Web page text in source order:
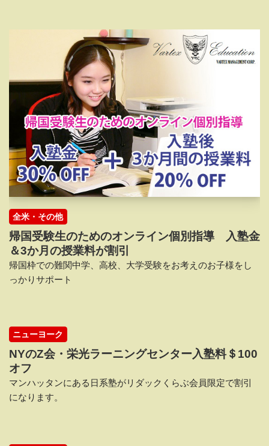
全米・その他
帰国受験生のためのオンライン個別指導 入塾金
＆3か月の授業料が割引
帰国枠での難関中学、高校、大学受験をお考えのお子様をし
っかりサポート
ニューヨーク
NYのZ会・栄光ラーニングセンター入塾料＄100
オフ
マンハッタンにある日系塾がリダックくらぶ会員限定で割引
になります。